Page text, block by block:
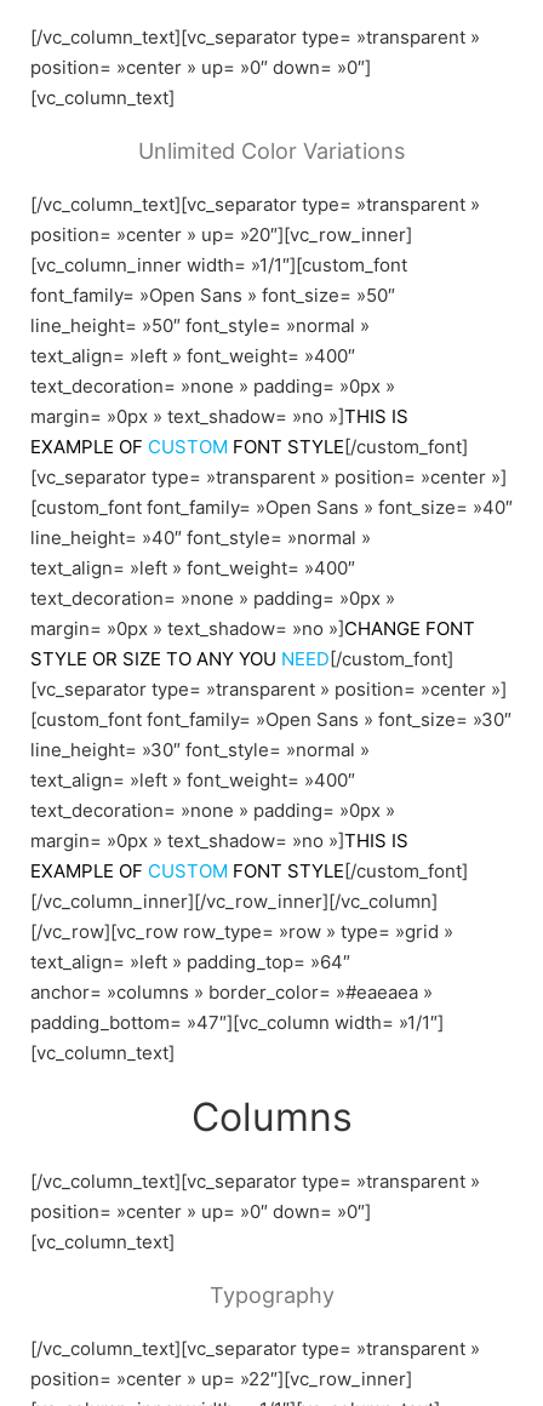
[/vc_column_text][vc_separator type= »transparent »
position= »center » up= »0″ down= »0″]
[vc_column_text]
Unlimited Color Variations
[/vc_column_text][vc_separator type= »transparent »
position= »center » up= »20″][vc_row_inner]
[vc_column_inner width= »1/1″][custom_font
font_family= »Open Sans » font_size= »50″
line_height= »50″ font_style= »normal »
text_align= »left » font_weight= »400″
text_decoration= »none » padding= »0px »
margin= »0px » text_shadow= »no »]THIS IS
EXAMPLE OF CUSTOM FONT STYLE [/custom_font]
[vc_separator type= »transparent » position= »center »]
[custom_font font_family= »Open Sans » font_size= »40″
line_height= »40″ font_style= »normal »
text_align= »left » font_weight= »400″
text_decoration= »none » padding= »0px »
margin= »0px » text_shadow= »no »]CHANGE FONT
STYLE OR SIZE TO ANY YOU NEED [/custom_font]
[vc_separator type= »transparent » position= »center »]
[custom_font font_family= »Open Sans » font_size= »30″
line_height= »30″ font_style= »normal »
text_align= »left » font_weight= »400″
text_decoration= »none » padding= »0px »
margin= »0px » text_shadow= »no »]THIS IS
EXAMPLE OF CUSTOM FONT STYLE [/custom_font]
[/vc_column_inner][/vc_row_inner][/vc_column]
[/vc_row][vc_row row_type= »row » type= »grid »
text_align= »left » padding_top= »64″
anchor= »columns » border_color= »#eaeaea »
padding_bottom= »47″][vc_column width= »1/1″]
[vc_column_text]
Columns
[/vc_column_text][vc_separator type= »transparent »
position= »center » up= »0″ down= »0″]
[vc_column_text]
Typography
[/vc_column_text][vc_separator type= »transparent »
position= »center » up= »22″][vc_row_inner]